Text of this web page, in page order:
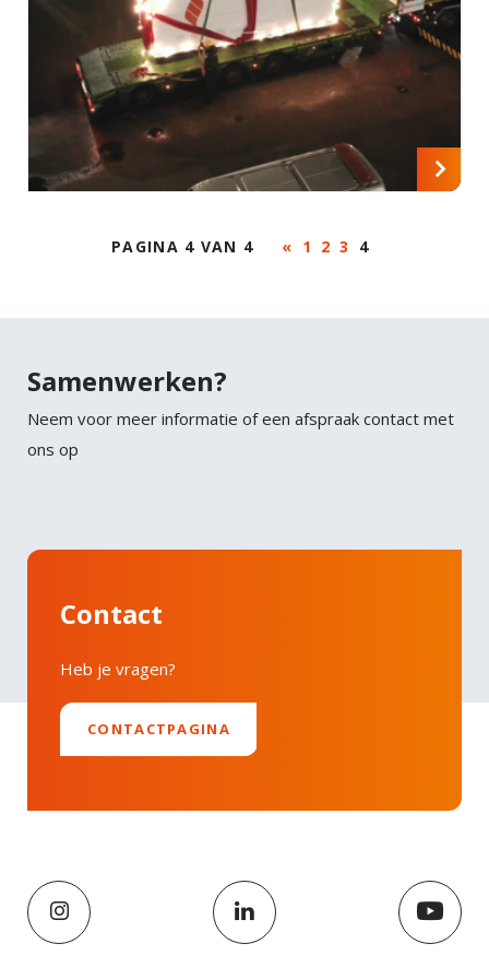
PAGINA 4 VAN 4 « 1 2 3 4
Samenwerken?
Neem voor meer informatie of een afspraak contact met
ons op
Contact
Heb je vragen?
CONTACTPAGINA
LinkedIn
Faucibus vitae aliquet nec ullamcorper sit amet
risus nullam. Orci sagittis eu volutpat odio facilisis
mauris sit. Nisl nisi scelerisque eu ultrices vitae
auctor eu. Interdum posuere lorem ipsum dolor sit
amet consectetur adipiscing.